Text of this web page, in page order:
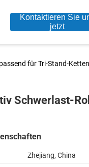
Kontaktieren Sie
jetzt
für Tri-Stand-
Schwerlast-
Zhejiang, China